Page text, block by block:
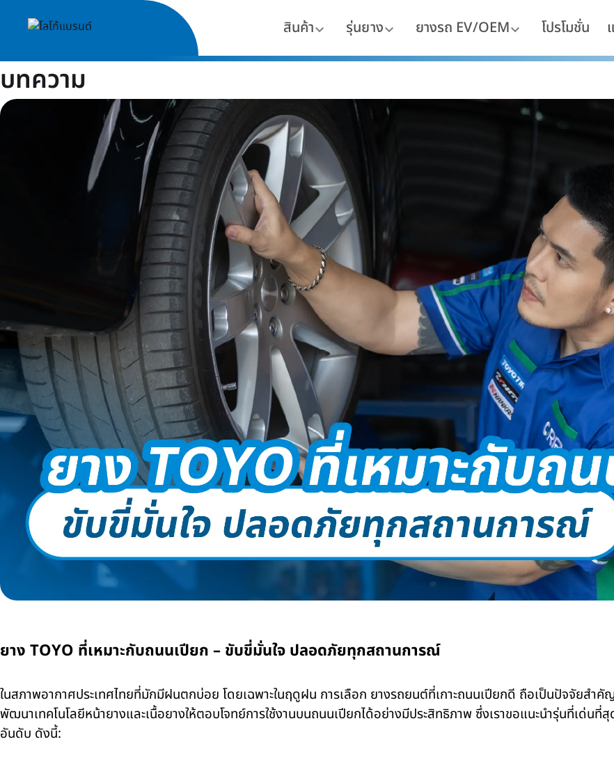
สินค้า รุ่นยาง ยางรถ EV/OEM โปรโมชั่น
บทความ
ยาง TOYO ที่เหมาะกับถนนเปียก – ขับขี่มั่นใจ ปลอดภัยทุกสถานการณ์
ในสภาพอากาศประเทศไทยที่มักมีฝนตกบ่อย โดยเฉพาะในฤดูฝน การเลือก ยางรถยนต์ที่เกาะถนนเปียกดี ถือเป็นปัจจัยสำคั
พัฒนาเทคโนโลยีหน้ายางและเนื้อยางให้ตอบโจทย์การใช้งานบนถนนเปียกได้อย่างมีประสิทธิภาพ ซึ่งเราขอแนะนำรุ่นที่เด่นที่
อันดับ ดังนี้: